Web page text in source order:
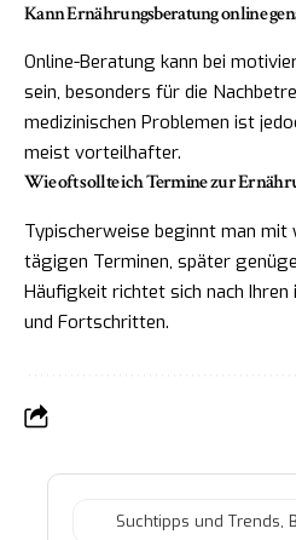
Kann Ernährungsberatung online
Online-Beratung kann bei
sein, besonders für die
medizinischen Problemen ist
meist vorteilhafter.
Wie oft sollte ich Termine zur
Typischerweise beginnt man mit
tägigen Terminen, später
Häufigkeit richtet sich nach Ihren
und Fortschritten.